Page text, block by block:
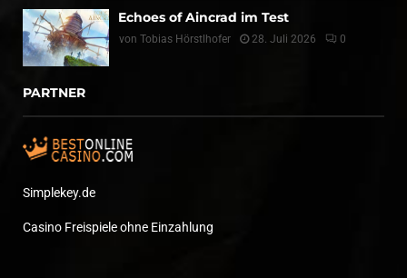
Echoes of Aincrad im Test
von Tobias Hörstlhofer 28. Juli 2026 0
PARTNER
Simplekey.de
Casino Freispiele ohne Einzahlung